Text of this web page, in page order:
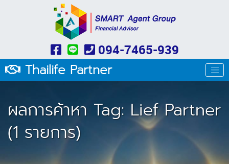
094-7465-939
Thailife Partner
ผลการค้าหา Tag: Lief Partner
(1 รายการ)